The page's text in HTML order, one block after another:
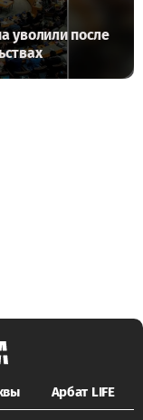
уволили после
Арбат LIFE